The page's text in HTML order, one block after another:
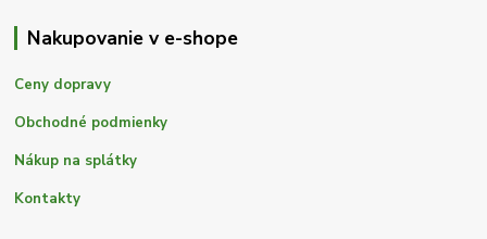
Nakupovanie v e-shope
Ceny dopravy
Obchodné podmienky
Nákup na splátky
Kontakty